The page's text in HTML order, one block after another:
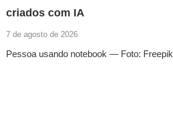
criados com IA
7 de agosto de 2026
Pessoa usando notebook — Foto: Freepik